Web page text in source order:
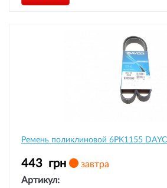
Ремень поликлиновой 6PK1155
443 грн
завтра
Артикул: